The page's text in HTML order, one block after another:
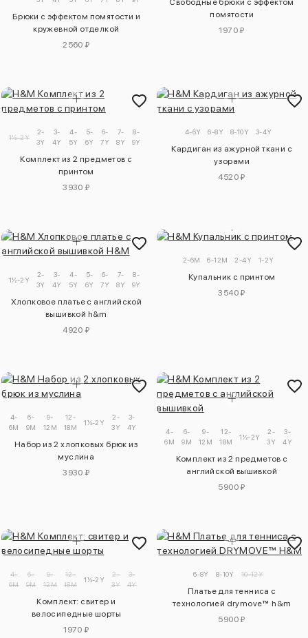
Брюки с эффектом помятости и
кружевной отделкой
2560 ₽
Свободные брюки с эффектом
помятости
1970 ₽
1½-2Y
2-
3Y
3-
4Y
4-
5Y
5-
6Y
6-
7Y
7-
8Y
8-
9Y
Комплект из 2 предметов с
принтом
3930 ₽
4-6Y 6-8Y 8-10Y 3-4Y
Кардиган из ажурной ткани с
узорами
4520 ₽
1½-2Y
2-
3Y
3-
4Y
4-
5Y
5-
6Y
6-
7Y
7-
8Y
8-
9Y
Хлопковое платье с английской
вышивкой h&m
4920 ₽
2-6M 6-12M 2-4Y 1-2Y
Купальник с принтом
3540 ₽
4-
6M
6-
9M
9-
12M
12-
18M
1½-2Y
2-
3Y
3-
4Y
Набор из 2 хлопковых брюк из
муслина
3930 ₽
4-
6M
6-
9M
9-
12M
12-
18M
1½-2Y
2-
3Y
3-
4Y
Комплект из 2 предметов с
английской вышивкой
5900 ₽
4-
6M
6-
9M
9-
12M
12-
18M
1½-2Y
2-
3Y
3-
4Y
Комплект: свитер и
велосипедные шорты
1970 ₽
6-8Y 8-10Y 10-12Y
Платье для тенниса с
технологией drymove™ h&m
5900 ₽